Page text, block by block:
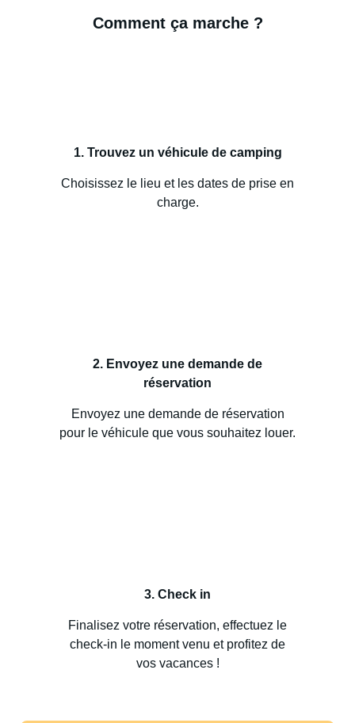
Comment ça marche ?
1. Trouvez un véhicule de camping
Choisissez le lieu et les dates de prise en
charge.
2. Envoyez une demande de
réservation
Envoyez une demande de réservation
pour le véhicule que vous souhaitez louer.
3. Check in
Finalisez votre réservation, effectuez le
check-in le moment venu et profitez de
vos vacances !